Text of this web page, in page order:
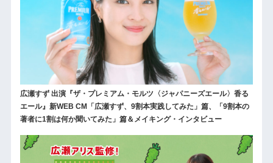
広瀬すず 出演『ザ・プレミアム・モルツ〈ジャパニーズエール〉香る
エール』新WEB CM「広瀬すず、9割本実践してみた」篇、「9割本の
著者に1割は何か聞いてみた」篇＆メイキング・インタビュー